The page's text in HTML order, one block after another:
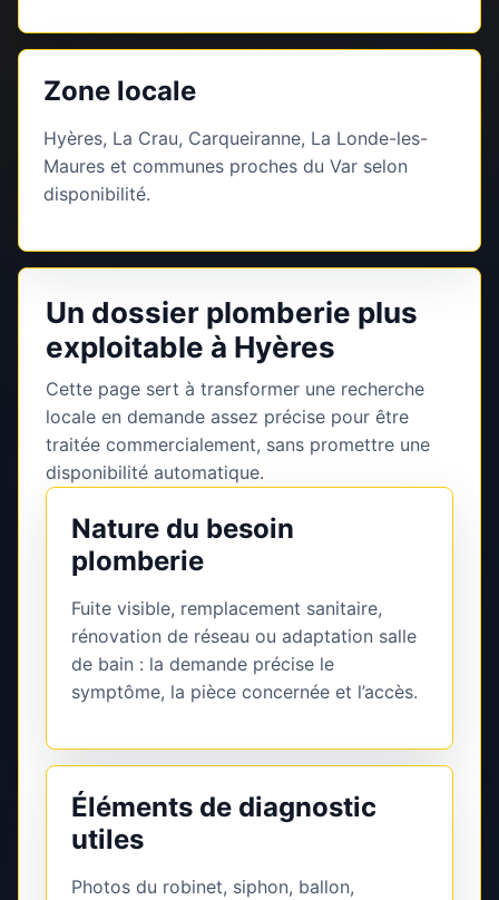
Zone locale
Hyères, La Crau, Carqueiranne, La Londe-les-
Maures et communes proches du Var selon
disponibilité.
Un dossier plomberie plus
exploitable à Hyères
Cette page sert à transformer une recherche
locale en demande assez précise pour être
traitée commercialement, sans promettre une
disponibilité automatique.
Nature du besoin
plomberie
Fuite visible, remplacement sanitaire,
rénovation de réseau ou adaptation salle
de bain : la demande précise le
symptôme, la pièce concernée et l’accès.
Éléments de diagnostic
utiles
Photos du robinet, siphon, ballon,